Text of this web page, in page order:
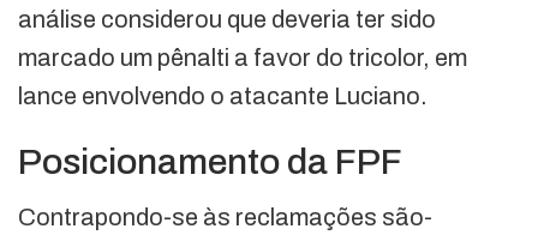
análise considerou que deveria ter sido
marcado um pênalti a favor do tricolor, em
lance envolvendo o atacante Luciano.
Posicionamento da FPF
Contrapondo-se às reclamações são-